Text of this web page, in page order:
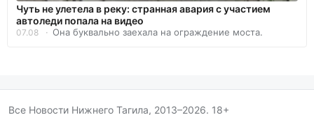
Чуть не улетела в реку: странная авария с участием
автоледи попала на видео
07.08 Она буквально заехала на ограждение моста.
Все Новости Нижнего Тагила, 2013–2026. 18+